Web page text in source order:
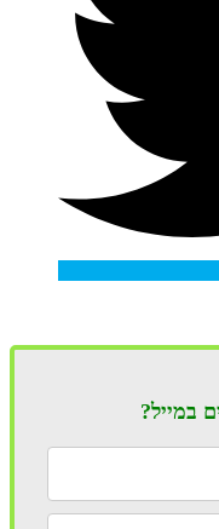
במייל?